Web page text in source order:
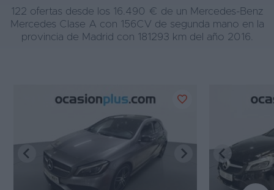
122 ofertas desde los 16.490 € de un Mercedes-Benz
Mercedes Clase A con 156CV de segunda mano en la
provincia de Madrid con 181293 km del año 2016.